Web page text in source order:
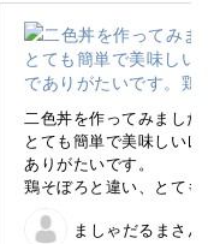
卵の２色そぼろ丼​​の
二色丼を作ってみました
とても簡単で美味しいレ
ありがたいです。
鶏そぼろと違い、とても
おからパウダー、全然
ましゃだるまさん